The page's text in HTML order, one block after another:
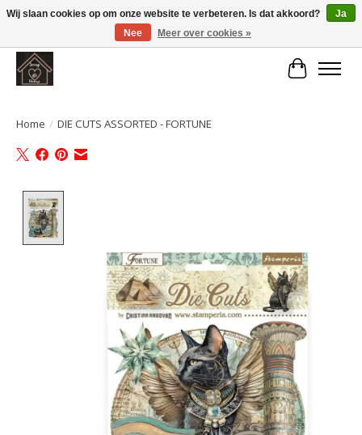
Large selection of products and fast shipping!
Home / DIE CUTS ASSORTED - FORTUNE
Wij slaan cookies op om onze website te verbeteren. Is dat akkoord?
Ja
Nee
Meer over cookies »